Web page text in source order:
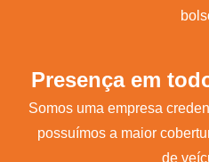
Presença em
Somos uma empresa
possuímos a maior
de